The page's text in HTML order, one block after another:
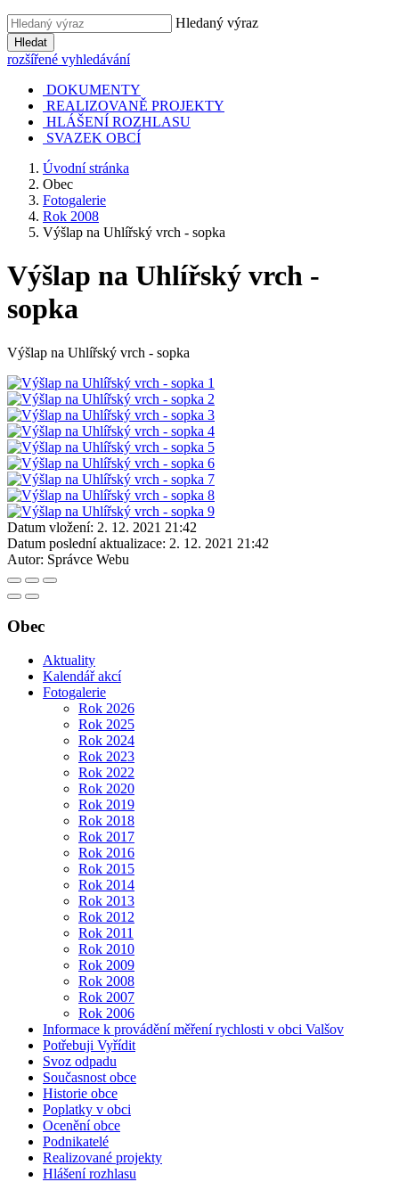
Hledaný výraz
Hledat
rozšířené vyhledávání
DOKUMENTY
REALIZOVANĚ PROJEKTY
HLÁŠENÍ ROZHLASU
SVAZEK OBCÍ
Úvodní stránka
Obec
Fotogalerie
Rok 2008
Výšlap na Uhlířský vrch - sopka
Výšlap na Uhlířský vrch -
sopka
Výšlap na Uhlířský vrch - sopka
Datum vložení: 2. 12. 2021 21:42
Datum poslední aktualizace: 2. 12. 2021 21:42
Autor: Správce Webu
Obec
Aktuality
Kalendář akcí
Fotogalerie
Rok 2026
Rok 2025
Rok 2024
Rok 2023
Rok 2022
Rok 2020
Rok 2019
Rok 2018
Rok 2017
Rok 2016
Rok 2015
Rok 2014
Rok 2013
Rok 2012
Rok 2011
Rok 2010
Rok 2009
Rok 2008
Rok 2007
Rok 2006
Informace k provádění měření rychlosti v obci Valšov
Potřebuji Vyřídit
Svoz odpadu
Současnost obce
Historie obce
Poplatky v obci
Ocenění obce
Podnikatelé
Realizované projekty
Hlášení rozhlasu